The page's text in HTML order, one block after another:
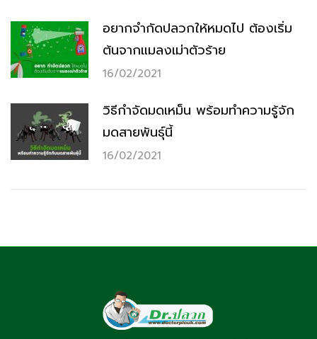
อยากจำกัดปลวกให้หมดไป ต้องเริ่ม
ต้นจากแมลงเม่าตัวร้าย
16/02/2021
วิธีกำจัดมดเหม็น พร้อมทำความรู้จัก
มดสายพันธ์ุนี้
16/02/2021